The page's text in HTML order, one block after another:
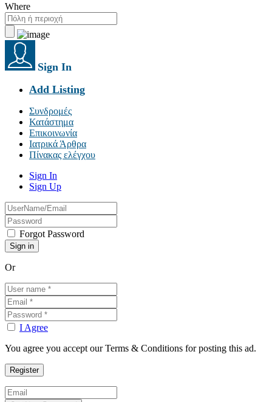
Where
Sign In
Add Listing
Συνδρομές
Κατάστημα
Επικοινωνία
Ιατρικά Άρθρα
Πίνακας ελέγχου
Sign In
Sign Up
Forgot Password
Or
I Agree
You agree you accept our Terms & Conditions for posting this ad.